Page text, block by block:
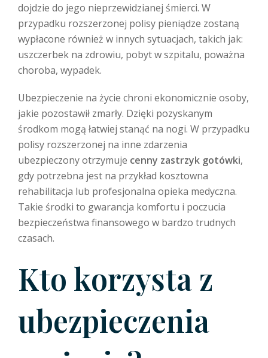
dojdzie do jego nieprzewidzianej śmierci. W
przypadku rozszerzonej polisy pieniądze zostaną
wypłacone również w innych sytuacjach, takich jak:
uszczerbek na zdrowiu, pobyt w szpitalu, poważna
choroba, wypadek.
Ubezpieczenie na życie chroni ekonomicznie osoby,
jakie pozostawił zmarły. Dzięki pozyskanym
środkom mogą łatwiej stanąć na nogi. W przypadku
polisy rozszerzonej na inne zdarzenia
ubezpieczony otrzymuje cenny zastrzyk gotówki,
gdy potrzebna jest na przykład kosztowna
rehabilitacja lub profesjonalna opieka medyczna.
Takie środki to gwarancja komfortu i poczucia
bezpieczeństwa finansowego w bardzo trudnych
czasach.
Kto korzysta z
ubezpieczenia